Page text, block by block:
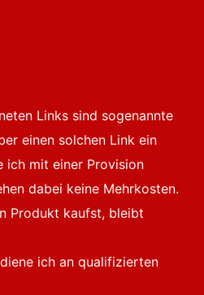
Links sind sogenannte
einen solchen Link ein
ich mit einer Provision
dabei keine Mehrkosten.
Produkt kaufst, bleibt
ich an qualifizierten